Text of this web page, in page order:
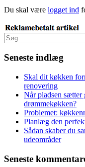
Du skal være logget ind
Søg
efter:
Seneste indlæg
Skal dit køkken
renovering
Når pladsen
drømmekøkken?
Problemet:
Planlæg den
Sådan skaber du
udeområder
Seneste